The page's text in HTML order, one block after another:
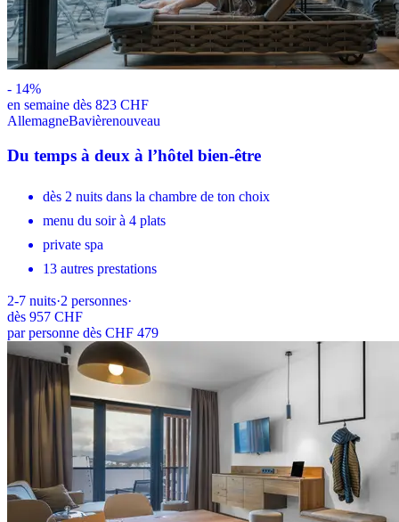
- 14%
en semaine dès 823 CHF
AllemagneBavièrenouveau
Du temps à deux à l’hôtel bien-être
dès 2 nuits dans la chambre de ton choix
menu du soir à 4 plats
private spa
13 autres prestations
2-7 nuits·2 personnes·
dès 957 CHF
par personne dès CHF 479